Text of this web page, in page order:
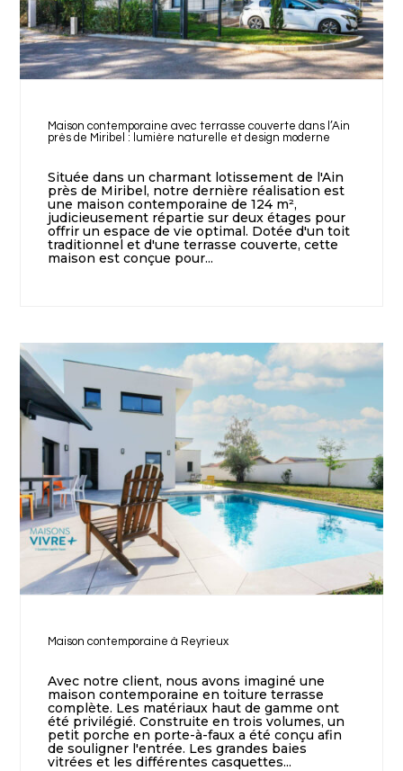
Maison contemporaine avec terrasse couverte dans l’Ain
près de Miribel : lumière naturelle et design moderne
Située dans un charmant lotissement de l'Ain
près de Miribel, notre dernière réalisation est
une maison contemporaine de 124 m²,
judicieusement répartie sur deux étages pour
offrir un espace de vie optimal. Dotée d'un toit
traditionnel et d'une terrasse couverte, cette
maison est conçue pour...
Maison contemporaine à Reyrieux
Avec notre client, nous avons imaginé une
maison contemporaine en toiture terrasse
complète. Les matériaux haut de gamme ont
été privilégié. Construite en trois volumes, un
petit porche en porte-à-faux a été conçu afin
de souligner l'entrée. Les grandes baies
vitrées et les différentes casquettes...